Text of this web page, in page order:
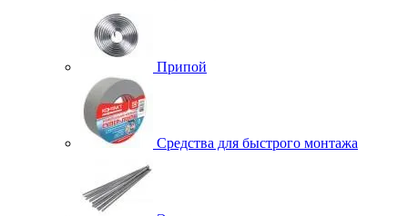
Припой
Средства для быстрого монтажа